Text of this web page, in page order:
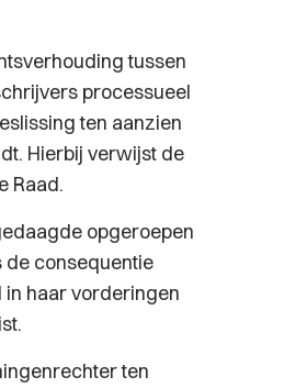
tussen
processueel
ten aanzien
Hierbij verwijst de
Raad.
opgeroepen
de consequentie
haar vorderingen
ten